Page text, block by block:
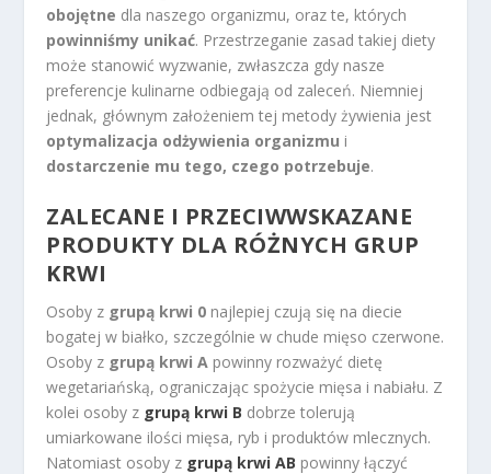
obojętne dla naszego organizmu, oraz te, których
powinniśmy unikać. Przestrzeganie zasad takiej diety
może stanowić wyzwanie, zwłaszcza gdy nasze
preferencje kulinarne odbiegają od zaleceń. Niemniej
jednak, głównym założeniem tej metody żywienia jest
optymalizacja odżywienia organizmu i
dostarczenie mu tego, czego potrzebuje.
ZALECANE I PRZECIWWSKAZANE
PRODUKTY DLA RÓŻNYCH GRUP
KRWI
Osoby z grupą krwi 0 najlepiej czują się na diecie
bogatej w białko, szczególnie w chude mięso czerwone.
Osoby z grupą krwi A powinny rozważyć dietę
wegetariańską, ograniczając spożycie mięsa i nabiału. Z
kolei osoby z grupą krwi B dobrze tolerują
umiarkowane ilości mięsa, ryb i produktów mlecznych.
Natomiast osoby z grupą krwi AB powinny łączyć